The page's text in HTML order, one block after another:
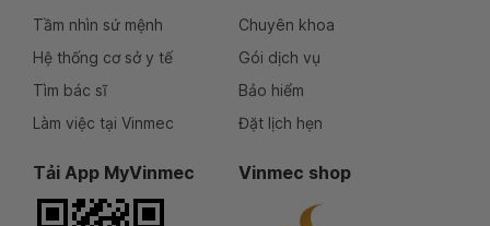
Tầm nhìn sứ mệnh
Hệ thống cơ sở y tế
Tìm bác sĩ
Làm việc tại Vinmec
Chuyên khoa
Gói dịch vụ
Bảo hiểm
Đặt lịch hẹn
Tải App MyVinmec Vinmec shop